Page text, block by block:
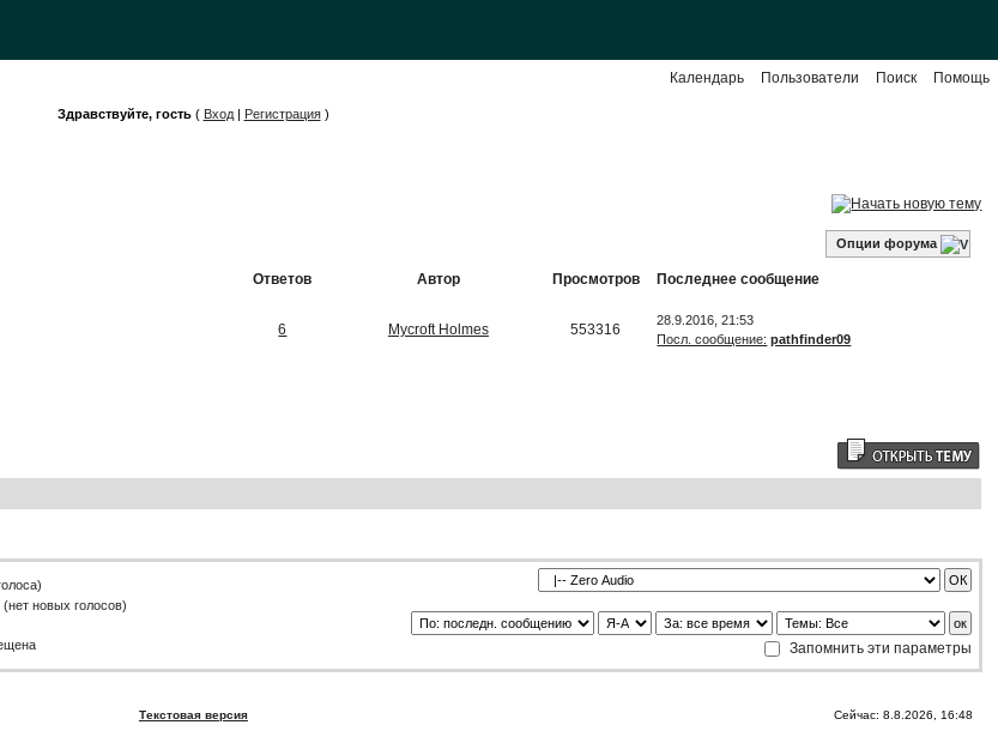
Помощь
Поиск
Пользователи
Календарь
Здравствуйте, гость( Вход| Регистрация)
Опции форума
Ответов Автор Просмотров Последнее сообщение
6 Mycroft Holmes 553316
28.9.2016, 21:53
Посл. сообщение: pathfinder09
новых голосов)
Запомнить эти параметры
Текстовая версия Сейчас: 8.8.2026, 16:48